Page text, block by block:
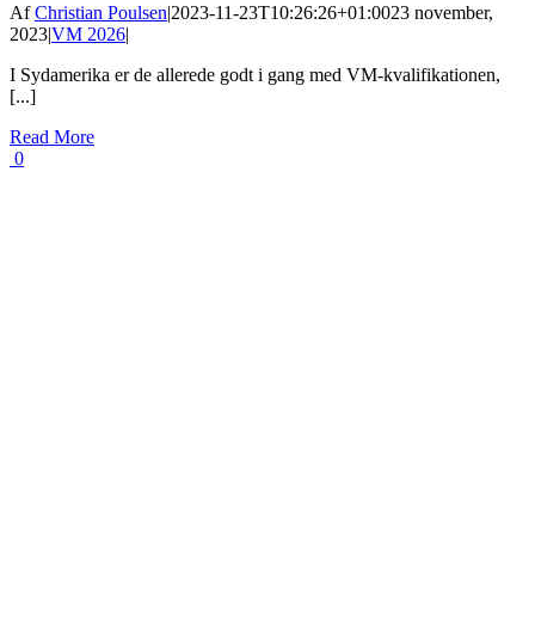
AfChristian Poulsen|2023-11-23T10:26:26+01:0023 november,
2023|VM 2026|
I Sydamerika er de allerede godt i gang med VM-kvalifikationen,
[...]
Read More
0